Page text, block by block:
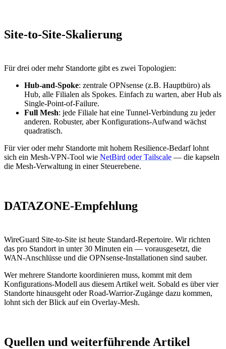
Site-to-Site-Skalierung
Für drei oder mehr Standorte gibt es zwei Topologien:
Hub-and-Spoke: zentrale OPNsense (z.B. Hauptbüro) als
Hub, alle Filialen als Spokes. Einfach zu warten, aber Hub als
Single-Point-of-Failure.
Full Mesh: jede Filiale hat eine Tunnel-Verbindung zu jeder
anderen. Robuster, aber Konfigurations-Aufwand wächst
quadratisch.
Für vier oder mehr Standorte mit hohem Resilience-Bedarf lohnt
sich ein Mesh-VPN-Tool wie NetBird oder Tailscale — die kapseln
die Mesh-Verwaltung in einer Steuerebene.
DATAZONE-Empfehlung
WireGuard Site-to-Site ist heute Standard-Repertoire. Wir richten
das pro Standort in unter 30 Minuten ein — vorausgesetzt, die
WAN-Anschlüsse und die OPNsense-Installationen sind sauber.
Wer mehrere Standorte koordinieren muss, kommt mit dem
Konfigurations-Modell aus diesem Artikel weit. Sobald es über vier
Standorte hinausgeht oder Road-Warrior-Zugänge dazu kommen,
lohnt sich der Blick auf ein Overlay-Mesh.
Quellen und weiterführende Artikel